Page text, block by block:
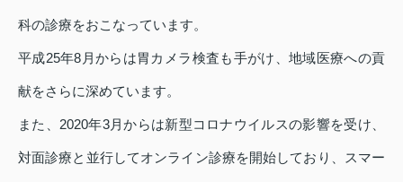
科の診療をおこなっています。
平成25年8月からは胃カメラ検査も手がけ、地域医療への貢
献をさらに深めています。
また、2020年3月からは新型コロナウイルスの影響を受け、
対面診療と並行してオンライン診療を開始しており、スマー